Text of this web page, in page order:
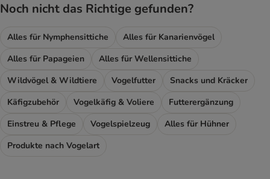
Noch nicht das Richtige gefunden?
Alles für Nymphensittiche
Alles für Kanarienvögel
Alles für Papageien
Alles für Wellensittiche
Wildvögel & Wildtiere
Vogelfutter
Snacks und Kräcker
Käfigzubehör
Vogelkäfig & Voliere
Futterergänzung
Einstreu & Pflege
Vogelspielzeug
Alles für Hühner
Produkte nach Vogelart